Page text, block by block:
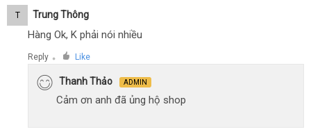
T Trung Thông
Hàng Ok, K phải nói nhiều
Reply ● Like
Thanh Thảo ADMIN
Cảm ơn anh đã ủng hộ shop